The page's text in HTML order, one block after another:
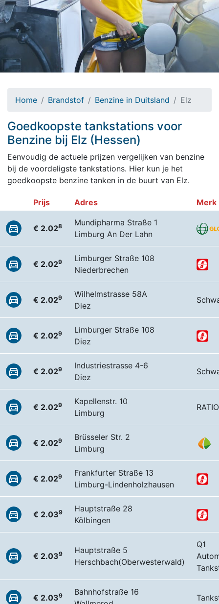
Home Brandstof Benzine in Duitsland Elz
Goedkoopste tankstations voor
Benzine bij Elz (Hessen)
Eenvoudig de actuele prijzen vergelijken van benzine
bij de voordeligste tankstations. Hier kun je het
goedkoopste benzine tanken in de buurt van Elz.
Prijs Adres Merk
€ 2.028
Mundipharma Straße 1
Limburg An Der Lahn
€ 2.029
Limburger Straße 108
Niederbrechen
€ 2.029
Wilhelmstrasse 58A
Diez
€ 2.029
Limburger Straße 108
Diez
€ 2.029
Industriestrasse 4-6
Diez
€ 2.029
Kapellenstr. 10
Limburg
RATIO
€ 2.029
Brüsseler Str. 2
Limburg
€ 2.029
Frankfurter Straße 13
Limburg-Lindenholzhausen
€ 2.039
Hauptstraße 28
Kölbingen
€ 2.039
Hauptstraße 5
Herschbach(Oberwesterwald)
Q1
€ 2.039
Bahnhofstraße 16